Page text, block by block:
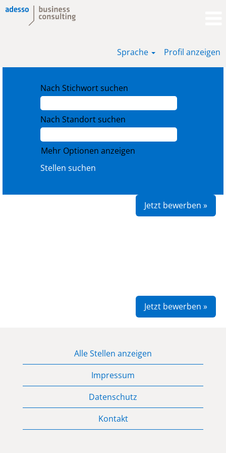
Sprache Profil anzeigen
Nach Stichwort suchen
Nach Standort suchen
Mehr Optionen anzeigen
Jetzt bewerben »
Jetzt bewerben »
Alle Stellen anzeigen
Impressum
Datenschutz
Kontakt